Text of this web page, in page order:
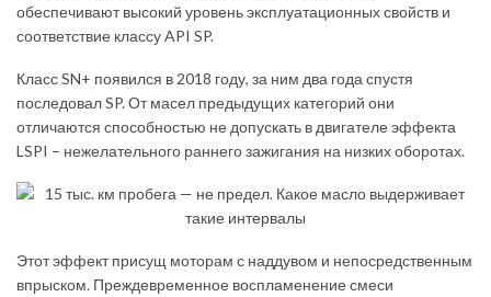
обеспечивают высокий уровень эксплуатационных свойств и
соответствие классу API SP.
Класс SN+ появился в 2018 году, за ним два года спустя
последовал SP. От масел предыдущих категорий они
отличаются способностью не допускать в двигателе эффекта
LSPI – нежелательного раннего зажигания на низких оборотах.
Этот эффект присущ моторам с наддувом и непосредственным
впрыском. Преждевременное воспламенение смеси